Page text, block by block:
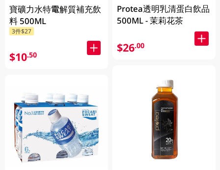
寶礦力水特電解質補充飲
料 500ML
3件$27
$10.50
Protea透明乳清蛋白飲品
500ML - 茉莉花茶
$26.00